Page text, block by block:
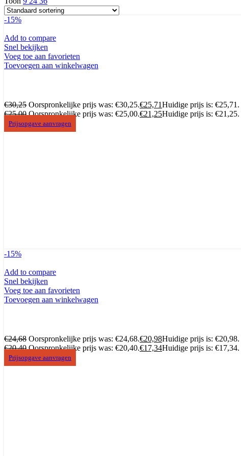
-15%
Add to compare
Snel bekijken
Voeg toe aan favorieten
Toevoegen aan winkelwagen
€30,25 Oorspronkelijke prijs was: €30,25.€25,71Huidige prijs is: €25,71.
€25,00 Oorspronkelijke prijs was: €25,00.€21,25Huidige prijs is: €21,25.
Prijsopgave aanvragen
-15%
Add to compare
Snel bekijken
Voeg toe aan favorieten
Toevoegen aan winkelwagen
€24,68 Oorspronkelijke prijs was: €24,68.€20,98Huidige prijs is: €20,98.
€20,40 Oorspronkelijke prijs was: €20,40.€17,34Huidige prijs is: €17,34.
Prijsopgave aanvragen